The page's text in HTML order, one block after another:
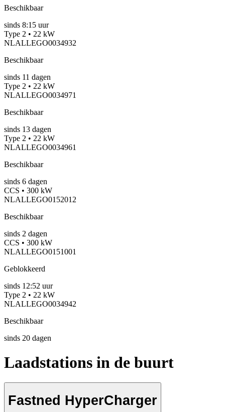
Beschikbaar
sinds 8:15 uur
Type 2 • 22 kW
NLALLEGO0034932
Beschikbaar
sinds 11 dagen
Type 2 • 22 kW
NLALLEGO0034971
Beschikbaar
sinds 13 dagen
Type 2 • 22 kW
NLALLEGO0034961
Beschikbaar
sinds 6 dagen
CCS • 300 kW
NLALLEGO0152012
Beschikbaar
sinds 2 dagen
CCS • 300 kW
NLALLEGO0151001
Geblokkeerd
sinds 12:52 uur
Type 2 • 22 kW
NLALLEGO0034942
Beschikbaar
sinds 20 dagen
Laadstations in de buurt
Fastned HyperCharger